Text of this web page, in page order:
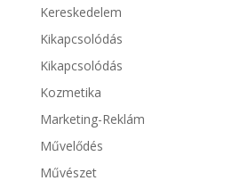
Kereskedelem
Kikapcsolódás
Kikapcsolódás
Kozmetika
Marketing-Reklám
Művelődés
Művészet